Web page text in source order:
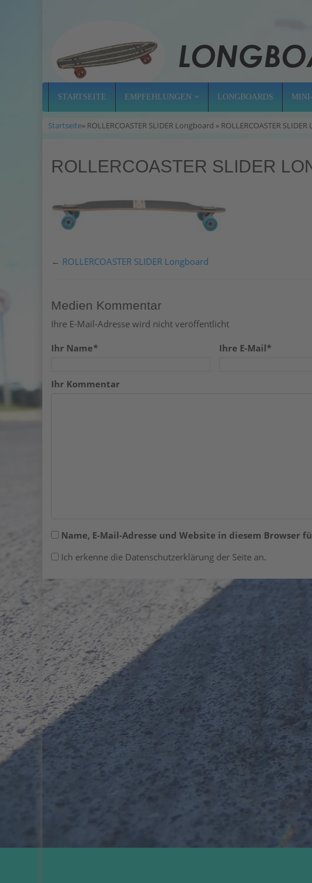
STARTSEITE EMPFEHLUNGEN LONGBOARDS
Startseite» ROLLERCOASTER SLIDER Longboard » ROLLERCOASTER
ROLLERCOASTER SLIDER
← ROLLERCOASTER SLIDER Longboard
Medien Kommentar
Ihre E-Mail-Adresse wird nicht veröffentlicht
Ihr Name* Ihre E-Mail*
Ihr Kommentar
Name, E-Mail-Adresse und Website in diesem Browser
Ich erkenne die Datenschutzerklärung der Seite an.